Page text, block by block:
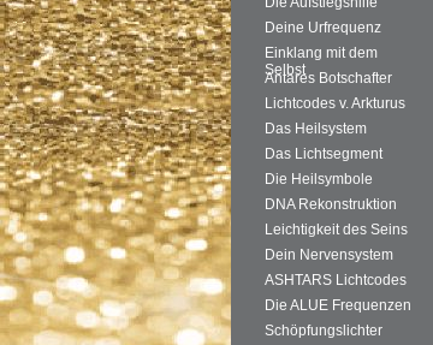
Deine Urfrequenz
Einklang mit dem
Selbst
Antares Botschafter
Lichtcodes v. Arkturus
Das Heilsystem
Das Lichtsegment
Die Heilsymbole
DNA Rekonstruktion
Leichtigkeit des Seins
Dein Nervensystem
ASHTARS Lichtcodes
Die ALUE Frequenzen
Schöpfungslichter